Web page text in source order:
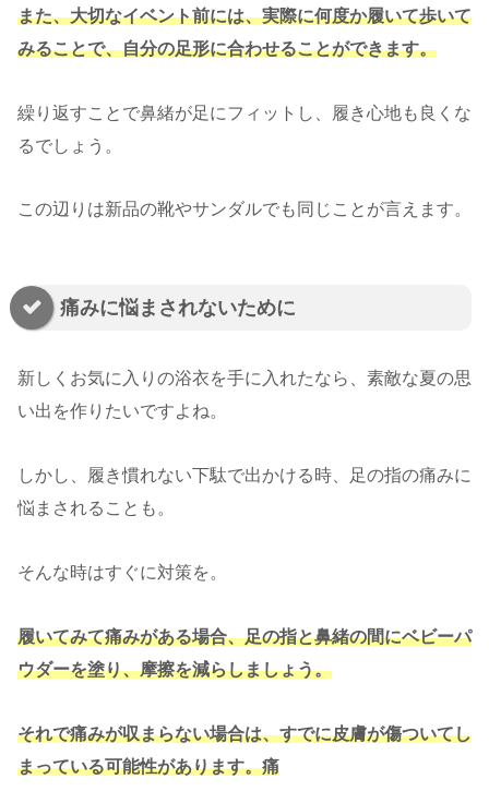
また、大切なイベント前には、実際に何度か履いて歩いて
みることで、自分の足形に合わせることができます。
繰り返すことで鼻緒が足にフィットし、履き心地も良くな
るでしょう。
この辺りは新品の靴やサンダルでも同じことが言えます。
痛みに悩まされないために
新しくお気に入りの浴衣を手に入れたなら、素敵な夏の思
い出を作りたいですよね。
しかし、履き慣れない下駄で出かける時、足の指の痛みに
悩まされることも。
そんな時はすぐに対策を。
履いてみて痛みがある場合、足の指と鼻緒の間にベビーパ
ウダーを塗り、摩擦を減らしましょう。
それで痛みが収まらない場合は、すでに皮膚が傷ついてし
まっている可能性があります。痛